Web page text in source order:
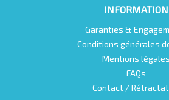
INFORMATION
Garanties &
Conditions générales
Mentions légales
FAQs
Contact /